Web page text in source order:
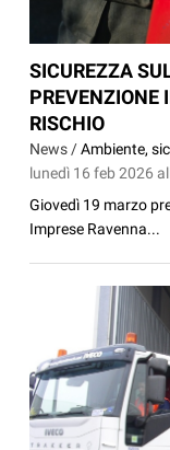
SICUREZZA
PREVENZIONE
RISCHIO
News /Ambiente,
lunedì 16 feb 2026
Giovedì 19 marzo
Imprese Ravenna...